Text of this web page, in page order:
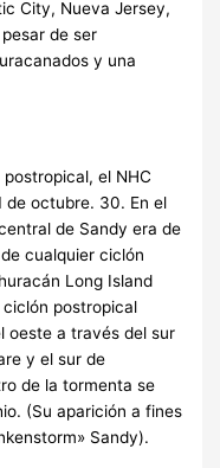
City, Nueva Jersey,
de ser
y una
el NHC
de octubre. 30. En el
de Sandy era de
cualquier ciclón
Long Island
postropical
oeste a través del sur
y el sur de
de la tormenta se
(Su aparición a fines
Sandy).